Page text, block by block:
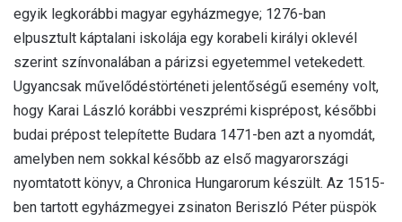
egyik legkorábbi magyar egyházmegye; 1276-ban
elpusztult káptalani iskolája egy korabeli királyi oklevél
szerint színvonalában a párizsi egyetemmel vetekedett.
Ugyancsak művelődéstörténeti jelentőségű esemény volt,
hogy Karai László korábbi veszprémi kisprépost, későbbi
budai prépost telepítette Budara 1471-ben azt a nyomdát,
amelyben nem sokkal később az első magyarországi
nyomtatott könyv, a Chronica Hungarorum készült. Az 1515-
ben tartott egyházmegyei zsinaton Beriszló Péter püspök